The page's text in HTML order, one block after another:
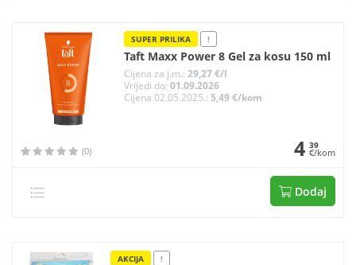
SUPER PRILIKA !
Taft Maxx Power 8 Gel za kosu 150 ml
Cijena za j.m.: 29,27 €/l
Vrijedi do: 01.09.2026
Cijena 02.05.2025.: 5,49 €/kom
(0) 4 39
€/kom
Dodaj
AKCIJA !